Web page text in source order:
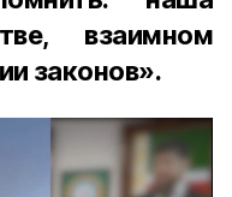
взаимном
законов».